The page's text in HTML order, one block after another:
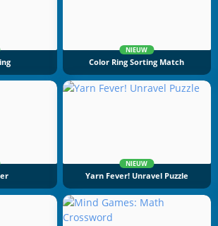
NIEUW
Color Ring Sorting Match
NIEUW
Yarn Fever! Unravel Puzzle